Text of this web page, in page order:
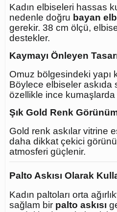
Kadın elbiseleri hassas
nedenle doğru bayan
gerekir. 38 cm ölçü,
destekler.
Kaymayı Önleyen
Omuz bölgesindeki yapı
Böylece elbiseler askıda
özellikle ince
Şık Gold Renk
Gold renk askılar vitrine
daha dikkat çekici
atmosferi güçlenir.
Palto Askısı Olarak
Kadın paltoları orta
sağlam bir palto askısı